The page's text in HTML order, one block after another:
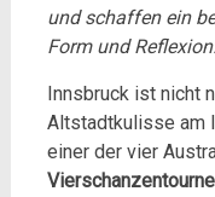
und schaffen ein
Form und Reflexion.
Innsbruck ist nicht
Altstadtkulisse am
einer der vier